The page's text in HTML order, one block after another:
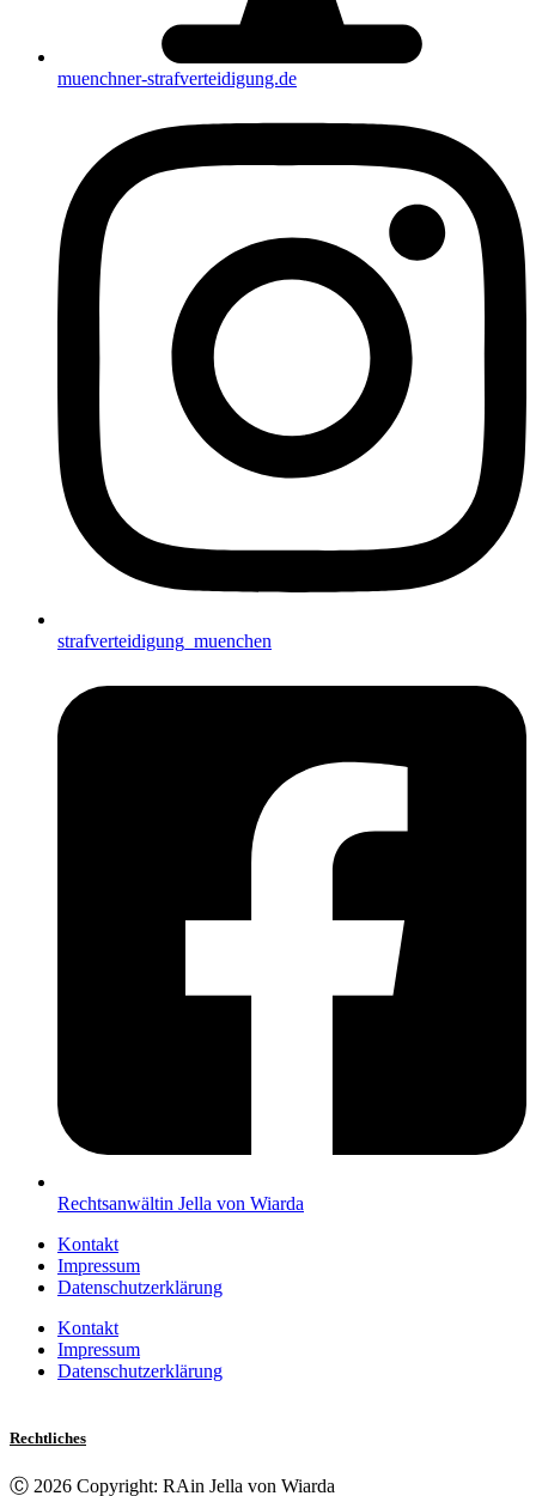
muenchner-strafverteidigung.de
strafverteidigung_muenchen
Rechtsanwältin Jella von Wiarda
Kontakt
Impressum
Datenschutzerklärung
Kontakt
Impressum
Datenschutzerklärung
Rechtliches
Ⓒ 2026 Copyright: RAin Jella von Wiarda